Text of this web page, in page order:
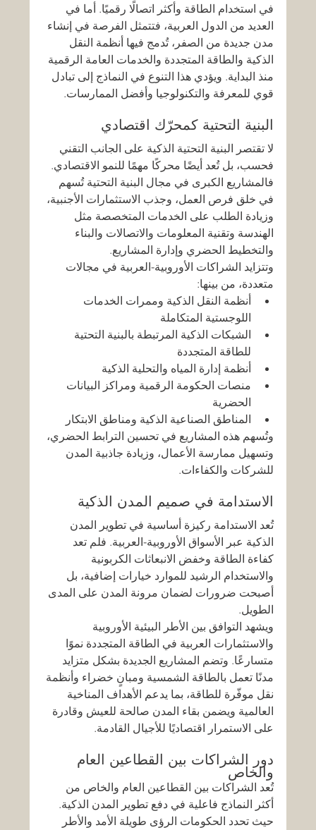
في استخدام الطاقة وأكثر اتصالًا رقميًا. أما في
العديد من الدول العربية، فتتمثل الفرصة في إنشاء
مدن جديدة من الصفر، تُدمج فيها أنظمة النقل
الذكية والطاقة المتجددة والخدمات العامة الرقمية
منذ البداية. ويؤدي هذا التنوع في النماذج إلى تبادل
قوي للمعرفة والتكنولوجيا وأفضل الممارسات.
البنية التحتية كمحرّك اقتصادي
لا تقتصر البنية التحتية الذكية على الجانب التقني
فحسب، بل تُعد أيضًا محركًا مهمًا للنمو الاقتصادي.
فالمشاريع الكبرى في مجال البنية التحتية تُسهم
في خلق فرص العمل، وجذب الاستثمارات الأجنبية،
وزيادة الطلب على الخدمات المتخصصة مثل
الهندسة وتقنية المعلومات والاتصالات والبناء
والتخطيط الحضري وإدارة المشاريع.
وتتزايد الشراكات الأوروبية-العربية في مجالات
متعددة، من بينها:
أنظمة النقل الذكية وممرات الخدمات
اللوجستية المتكاملة
الشبكات الذكية المرتبطة بالبنية التحتية
للطاقة المتجددة
أنظمة إدارة المياه والتحلية الذكية
منصات الحكومة الرقمية ومراكز البيانات
الحضرية
المناطق الصناعية الذكية ومناطق الابتكار
وتُسهم هذه المشاريع في تحسين الترابط الحضري،
وتسهيل ممارسة الأعمال، وزيادة جاذبية المدن
للشركات والكفاءات.
الاستدامة في صميم المدن الذكية
تُعد الاستدامة ركيزة أساسية في تطوير المدن
الذكية عبر الأسواق الأوروبية-العربية. فلم تعد
كفاءة الطاقة وخفض الانبعاثات الكربونية
والاستخدام الرشيد للموارد خيارات إضافية، بل
أصبحت ضرورات لضمان مرونة المدن على المدى
الطويل.
ويشهد التوافق بين الأطر البيئية الأوروبية
والاستثمارات العربية في الطاقة المتجددة نموًا
متسارعًا. وتضم المشاريع الجديدة بشكل متزايد
مدنًا تعمل بالطاقة الشمسية ومبانٍ خضراء وأنظمة
نقل موفّرة للطاقة، بما يدعم الأهداف المناخية
العالمية ويضمن بقاء المدن صالحة للعيش وقادرة
على الاستمرار اقتصاديًا للأجيال القادمة.
دور الشراكات بين القطاعين العام
والخاص
تُعد الشراكات بين القطاعين العام والخاص من
أكثر النماذج فاعلية في دفع تطوير المدن الذكية.
حيث تحدد الحكومات الرؤى طويلة الأمد والأطر